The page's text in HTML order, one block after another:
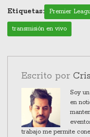
Stadium.
League. Asegúrate
desarrolla este
Southampton y
Etiquetas: Premier
transmisión en vivo
Escrito por
Soy
en
trabajo me permite